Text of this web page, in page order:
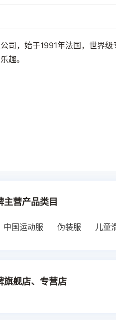
司，始于1991年法国，世界
趣。
主营产品类目
中国运动服 伪装服 儿童
旗舰店、专营店